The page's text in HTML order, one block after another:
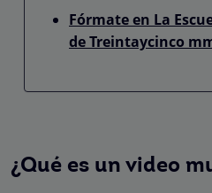
Fórmate en La
de Treintaycinco
¿Qué es un video